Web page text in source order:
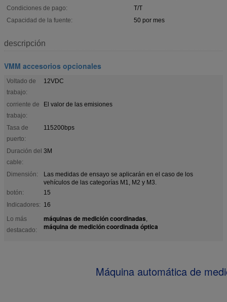
Condiciones de pago:
T/T
Capacidad de la fuente:
50 por mes
descripción
VMM accesorios opcionales
Voltado de
trabajo:
12VDC
corriente de
trabajo:
El valor de las emisiones
Tasa de
puerto:
115200bps
Duración del
cable:
3M
Dimensión:
Las medidas de ensayo se aplicarán en el caso de los
vehículos de las categorías M1, M2 y M3.
botón:
15
Indicadores: 16
Lo más
destacado:
máquinas de medición coordinadas,
máquina de medición coordinada óptica
Máquina automática de